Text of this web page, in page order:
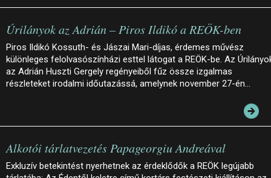
Úrilányok az Adrián – Piros Ildikó a REÖK-ben
Piros Ildikó Kossuth- és Jászai Mari-díjas, érdemes művész
különleges felolvasószínházi esttel látogat a REÖK-be. Az
az Adrián Huszti Gergely regényeiből fűz össze izgalmas
részleteket irodalmi időutazássá, amelynek november 27-én…
Alkotói tárlatvezetés Papageorgiu Andreával
Exkluzív betekintést nyerhetnek az érdeklődők a REÖK legújabb